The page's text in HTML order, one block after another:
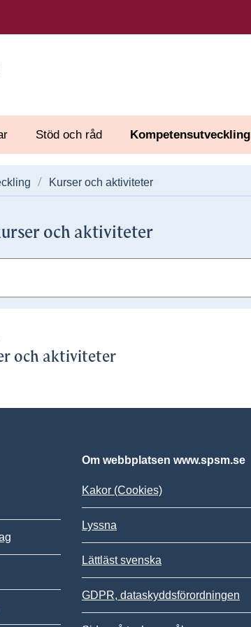
Stöd och råd Kompetensutveckling
Kurser och aktiviteter
och aktiviteter
och aktiviteter
Om webbplatsen www.spsm.se
Kakor (Cookies)
Lyssna
Lättläst svenska
GDPR, dataskyddsförordningen